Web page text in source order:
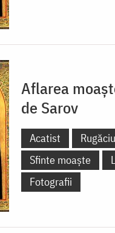
Aflarea
de Sarov
Acatist
Sfinte moaște
Fotografii